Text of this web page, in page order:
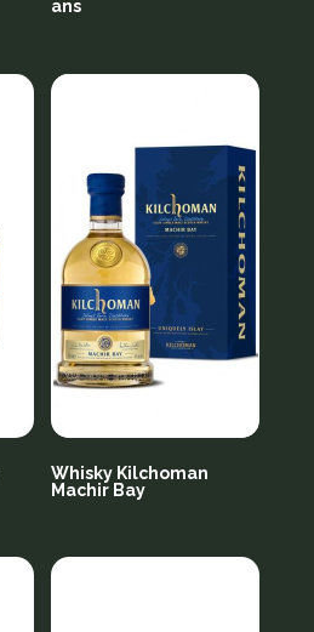
ans
Whisky Kilchoman
Machir Bay